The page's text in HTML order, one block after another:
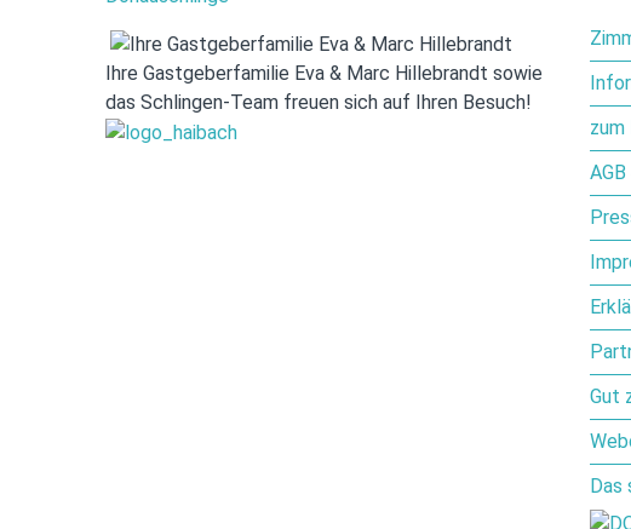
Ihre Gastgeberfamilie Eva & Marc Hillebrandt sowie
das Schlingen-Team freuen sich auf Ihren Besuch!
Gut
Das